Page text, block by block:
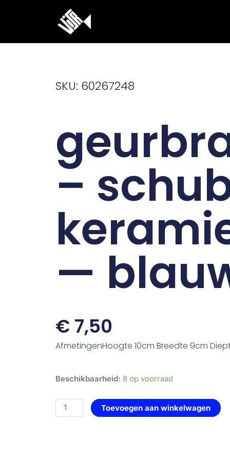
inhoud
SKU: 60267248
–
—
€7,50
AfmetingenHoogte 10cm Breedte 9cm
Beschikbaarheid: 8 op voorraad
geurbrander
schub
-
Toevoegen aan winkelwagen